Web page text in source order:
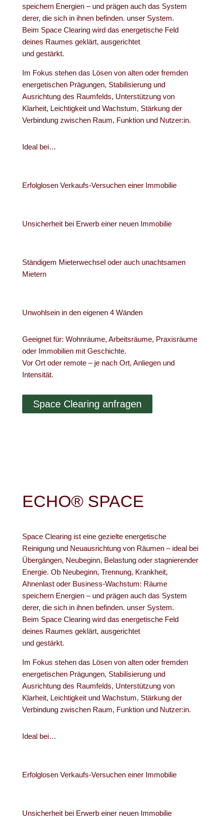
speichern Energien – und prägen auch das System
derer, die sich in ihnen befinden. unser System.
Beim Space Clearing wird das energetische Feld
deines Raumes geklärt, ausgerichtet
und gestärkt.
Im Fokus stehen das Lösen von alten oder fremden
energetischen Prägungen, Stabilisierung und
Ausrichtung des Raumfelds, Unterstützung von
Klarheit, Leichtigkeit und Wachstum, Stärkung der
Verbindung zwischen Raum, Funktion und Nutzer:in.
Ideal bei…
Erfolglosen Verkaufs-Versuchen einer Immobilie
Unsicherheit bei Erwerb einer neuen Immobilie
Ständigem Mieterwechsel oder auch unachtsamen
Mietern
Unwohlsein in den eigenen 4 Wänden
Geeignet für: Wohnräume, Arbeitsräume, Praxisräume
oder Immobilien mit Geschichte.
Vor Ort oder remote – je nach Ort, Anliegen und
Intensität.
Space Clearing anfragen
ECHO® SPACE
Space Clearing ist eine gezielte energetische
Reinigung und Neuausrichtung von Räumen – ideal bei
Übergängen, Neubeginn, Belastung oder stagnierender
Energie. Ob Neubeginn, Trennung, Krankheit,
Ahnenlast oder Business-Wachstum: Räume
speichern Energien – und prägen auch das System
derer, die sich in ihnen befinden. unser System.
Beim Space Clearing wird das energetische Feld
deines Raumes geklärt, ausgerichtet
und gestärkt.
Im Fokus stehen das Lösen von alten oder fremden
energetischen Prägungen, Stabilisierung und
Ausrichtung des Raumfelds, Unterstützung von
Klarheit, Leichtigkeit und Wachstum, Stärkung der
Verbindung zwischen Raum, Funktion und Nutzer:in.
Ideal bei…
Erfolglosen Verkaufs-Versuchen einer Immobilie
Unsicherheit bei Erwerb einer neuen Immobilie